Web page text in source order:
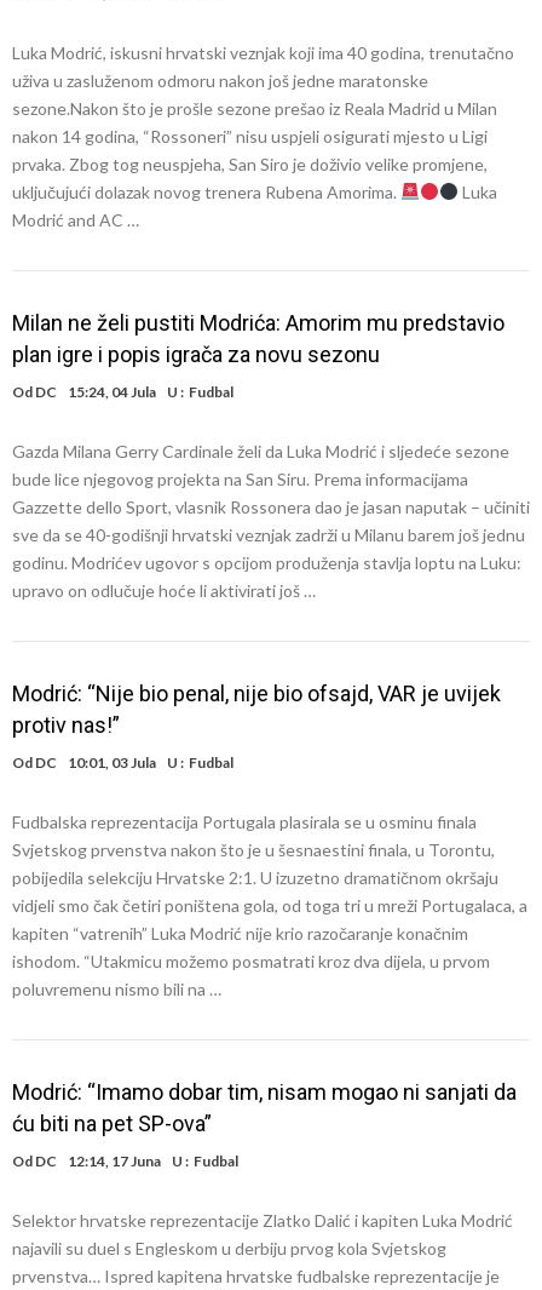
Luka Modrić, iskusni hrvatski veznjak koji ima 40 godina, trenutačno
uživa u zasluženom odmoru nakon još jedne maratonske
sezone.Nakon što je prošle sezone prešao iz Reala Madrid u Milan
nakon 14 godina, “Rossoneri” nisu uspjeli osigurati mjesto u Ligi
prvaka. Zbog tog neuspjeha, San Siro je doživio velike promjene,
uključujući dolazak novog trenera Rubena Amorima.
Luka
Modrić and AC …
Milan ne želi pustiti Modrića: Amorim mu predstavio
plan igre i popis igrača za novu sezonu
Od DC 15:24, 04 Jula U : Fudbal
Gazda Milana Gerry Cardinale želi da Luka Modrić i sljedeće sezone
bude lice njegovog projekta na San Siru. Prema informacijama
Gazzette dello Sport, vlasnik Rossonera dao je jasan naputak – učiniti
sve da se 40-godišnji hrvatski veznjak zadrži u Milanu barem još jednu
godinu. Modrićev ugovor s opcijom produženja stavlja loptu na Luku:
upravo on odlučuje hoće li aktivirati još …
Modrić: “Nije bio penal, nije bio ofsajd, VAR je uvijek
protiv nas!”
Od DC 10:01, 03 Jula U : Fudbal
Fudbalska reprezentacija Portugala plasirala se u osminu finala
Svjetskog prvenstva nakon što je u šesnaestini finala, u Torontu,
pobijedila selekciju Hrvatske 2:1. U izuzetno dramatičnom okršaju
vidjeli smo čak četiri poništena gola, od toga tri u mreži Portugalaca, a
kapiten “vatrenih” Luka Modrić nije krio razočaranje konačnim
ishodom. “Utakmicu možemo posmatrati kroz dva dijela, u prvom
poluvremenu nismo bili na …
Modrić: “Imamo dobar tim, nisam mogao ni sanjati da
ću biti na pet SP-ova”
Od DC 12:14, 17 Juna U : Fudbal
Selektor hrvatske reprezentacije Zlatko Dalić i kapiten Luka Modrić
najavili su duel s Engleskom u derbiju prvog kola Svjetskog
prvenstva… Ispred kapitena hrvatske fudbalske reprezentacije je